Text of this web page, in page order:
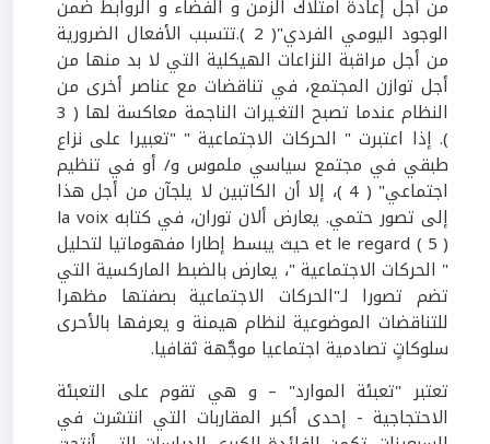
من أجل إعادة امتلاك الزمن و الفضاء و الروابط ضمن
الوجود اليومي الفردي"( 2 ).تتسبب الأفعال الضرورية
من أجل مراقبة النزاعات الهيكلية التي لا بد منها من
أجل توازن المجتمع، في تناقضات مع عناصر أخرى من
النظام عندما تصبح التغـيرات الناجمة معاكسة لها ( 3
). إذا اعتبرت " الحركات الاجتماعية " "تعبيرا على نزاع
طبقي في مجتمع سياسي ملموس و/ أو في تنظيم
اجتماعي" ( 4 )، إلا أن الكاتبين لا يلجآن من أجل هذا
إلى تصور حتمي. يعارض ألان توران، في كتابه la voix
et le regard ( 5 ) حيث يبسط إطارا مفهوماتيا لتحليل
" الحركات الاجتماعية "، يعارض بالضبط الماركسية التي
تضم تصورا لـ"الحركات الاجتماعية بصفتها مظهرا
للتناقضات الموضوعية لنظام هيمنة و يعرفها بالأحرى
سلوكاتٍ تصادمية اجتماعيا موجَّهة ثقافيا.
تعتبر "تعبئة الموارد" – و هي تقوم على التعبئة
الاحتجاجية - إحدى أكبر المقاربات التي انتشرت في